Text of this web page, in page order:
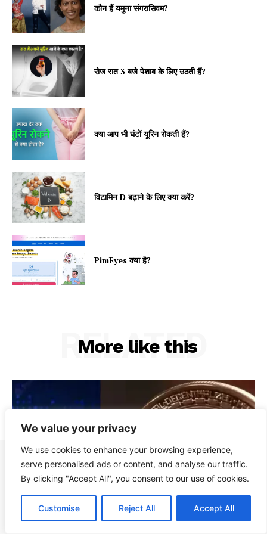
We value your privacy
We use cookies to enhance your browsing experience,
serve personalised ads or content, and analyse our traffic.
By clicking "Accept All", you consent to our use of cookies.
Customise Reject All Accept All
कौन हैं यमुना संगरासिवम?
रोज रात 3 बजे पेशाब के लिए उठती हैं?
क्या आप भी घंटों यूरिन रोकती हैं?
विटामिन D बढ़ाने के लिए क्या करें?
PimEyes क्या है?
More like this
RELATED